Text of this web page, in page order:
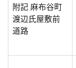
附記 麻布谷町
渡辺氏屋敷前
道路